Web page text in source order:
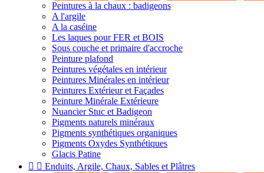
Peintures à la chaux : badigeons
A l'argile
A la caséine
Les laques pour FER et BOIS
Sous couche et primaire d'accroche
Peinture plafond
Peintures végétales en intérieur
Peintures Minérales en intérieur
Peintures Extérieur et Façades
Peinture Minérale Extérieure
Nuancier Stuc et Badigeon
Pigments naturels minéraux
Pigments synthétiques organiques
Pigments Oxydes Synthétiques
Glacis Patine
  Enduits, Argile, Chaux, Sables et Plâtres